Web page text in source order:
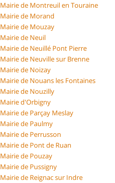
Mairie de Montreuil en Touraine
Mairie de Morand
Mairie de Mouzay
Mairie de Neuil
Mairie de Neuillé Pont Pierre
Mairie de Neuville sur Brenne
Mairie de Noizay
Mairie de Nouans les Fontaines
Mairie de Nouzilly
Mairie d'Orbigny
Mairie de Parçay Meslay
Mairie de Paulmy
Mairie de Perrusson
Mairie de Pont de Ruan
Mairie de Pouzay
Mairie de Pussigny
Mairie de Reignac sur Indre